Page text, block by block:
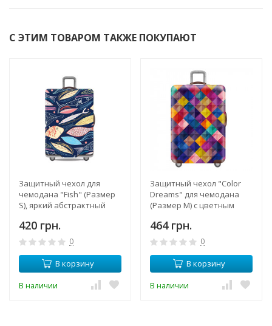
С ЭТИМ ТОВАРОМ ТАКЖЕ ПОКУПАЮТ
Защитный чехол для
чемодана "Fish" (Размер
S), яркий абстрактный
тянущийся материал
спандекс, вырезы, молния
420 грн.
0
В корзину
В наличии
Защитный чехол "Color
Dreams" для чемодана
(Размер M) с цветным
материал, вырезы под
ручки
464 грн.
0
В корзину
В наличии